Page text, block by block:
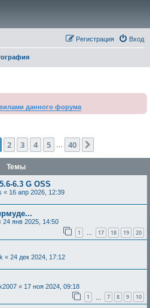
Вход
Регистрация
данного форума
из 40
2 3 4 5 40
Темы
6.3 G OSS
« 16 апр 2026, 12:39
24 янв 2025, 14:50
1 … 17 18 19 20
« 24 дек 2024, 17:12
« 17 ноя 2024, 09:18
1 7 8 9 10